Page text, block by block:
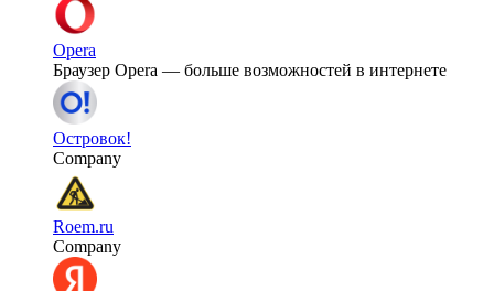
Opera
Браузер Opera — больше возможностей в интернете
Островок!
Company
Roem.ru
Company